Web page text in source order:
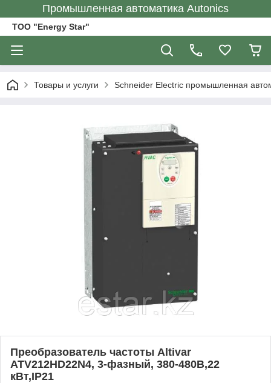
Промышленная автоматика Autonics
ТОО "Energy Star"
Товары и услуги Schneider Electric промышленная
Преобразователь частоты Altivar
ATV212HD22N4, 3-фазный, 380-480В,22
кВт,IP21